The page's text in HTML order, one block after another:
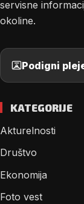
servisne
okoline.
Podigni
KATEGORIJE
Akturelnosti
Društvo
Ekonomija
Foto vest